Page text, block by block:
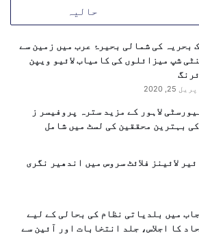
حالیہ
بحریہ کی شمالی بحیرۂ عرب میں زمین سے
شپ میزائلوں کی کامیاب لائیو ویپن
25, 2020
لاہور کے مزید سترہ پروفیسر ز
بہترین محققین کی لسٹ میں شامل
لائینز فلائٹ سروس میں اندھیر نگری
میں بلدیاتی نظام کی بحالی کے لیے
کا اجلاس، جلد انتخابات اور آئین سے